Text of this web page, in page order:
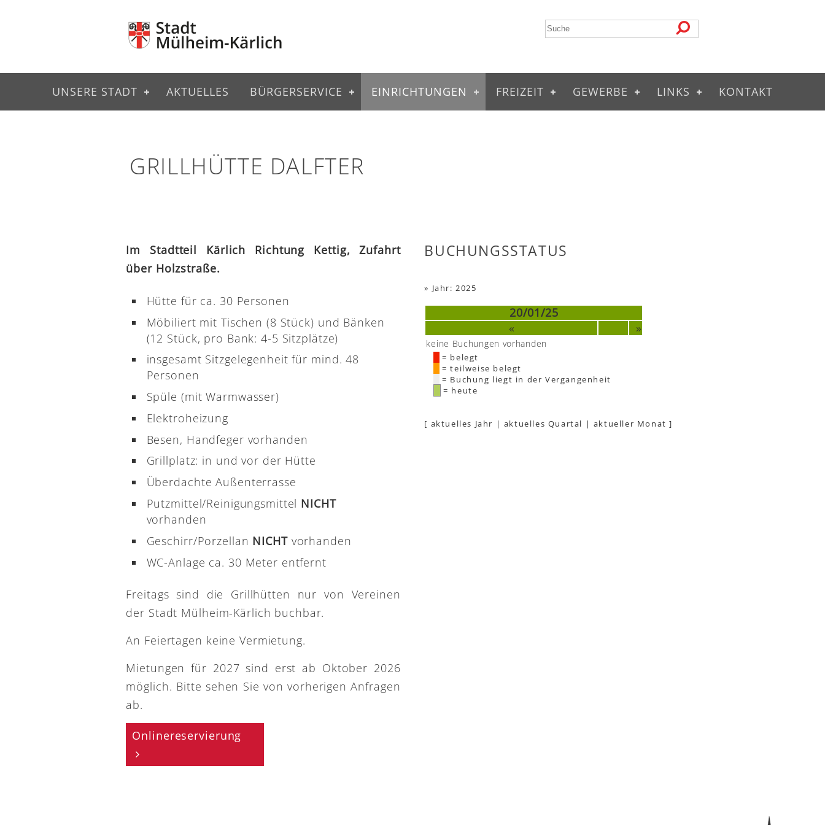
UNSERE STADT AKTUELLES BÜRGERSERVICE EINRICHTUNGEN FREIZEIT GEWERBE LINKS KONTAKT
GRILLHÜTTE DALFTER
Im Stadtteil Kärlich Richtung Kettig, Zufahrt
über Holzstraße.
Hütte für ca. 30 Personen
Möbiliert mit Tischen (8 Stück) und Bänken
(12 Stück, pro Bank: 4-5 Sitzplätze)
insgesamt Sitzgelegenheit für mind. 48
Personen
Spüle (mit Warmwasser)
Elektroheizung
Besen, Handfeger vorhanden
Grillplatz: in und vor der Hütte
Überdachte Außenterrasse
Putzmittel/Reinigungsmittel NICHT
vorhanden
Geschirr/Porzellan NICHT vorhanden
WC-Anlage ca. 30 Meter entfernt
Freitags sind die Grillhütten nur von Vereinen
der Stadt Mülheim-Kärlich buchbar.
An Feiertagen keine Vermietung.
Mietungen für 2027 sind erst ab Oktober 2026
möglich. Bitte sehen Sie von vorherigen Anfragen
ab.
Onlinereservierung
BUCHUNGSSTATUS
» Jahr: 2025
20/01/25
«
»
keine Buchungen vorhanden
= belegt
= teilweise belegt
= Buchung liegt in der Vergangenheit
= heute
[ aktuelles Jahr | aktuelles Quartal | aktueller Monat ]